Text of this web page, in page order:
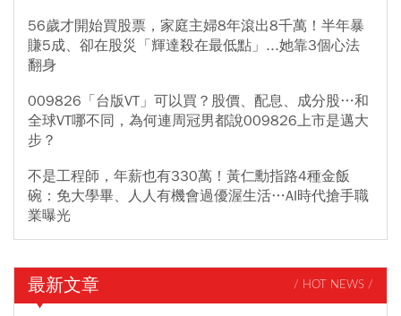
56歲才開始買股票，家庭主婦8年滾出8千萬！半年暴
賺5成、卻在股災「輝達殺在最低點」...她靠3個心法
翻身
009826「台版VT」可以買？股價、配息、成分股…和
全球VT哪不同，為何連周冠男都說009826上市是邁大
步？
不是工程師，年薪也有330萬！黃仁勳指路4種金飯
碗：免大學畢、人人有機會過優渥生活…AI時代搶手職
業曝光
最新文章 / HOT NEWS /